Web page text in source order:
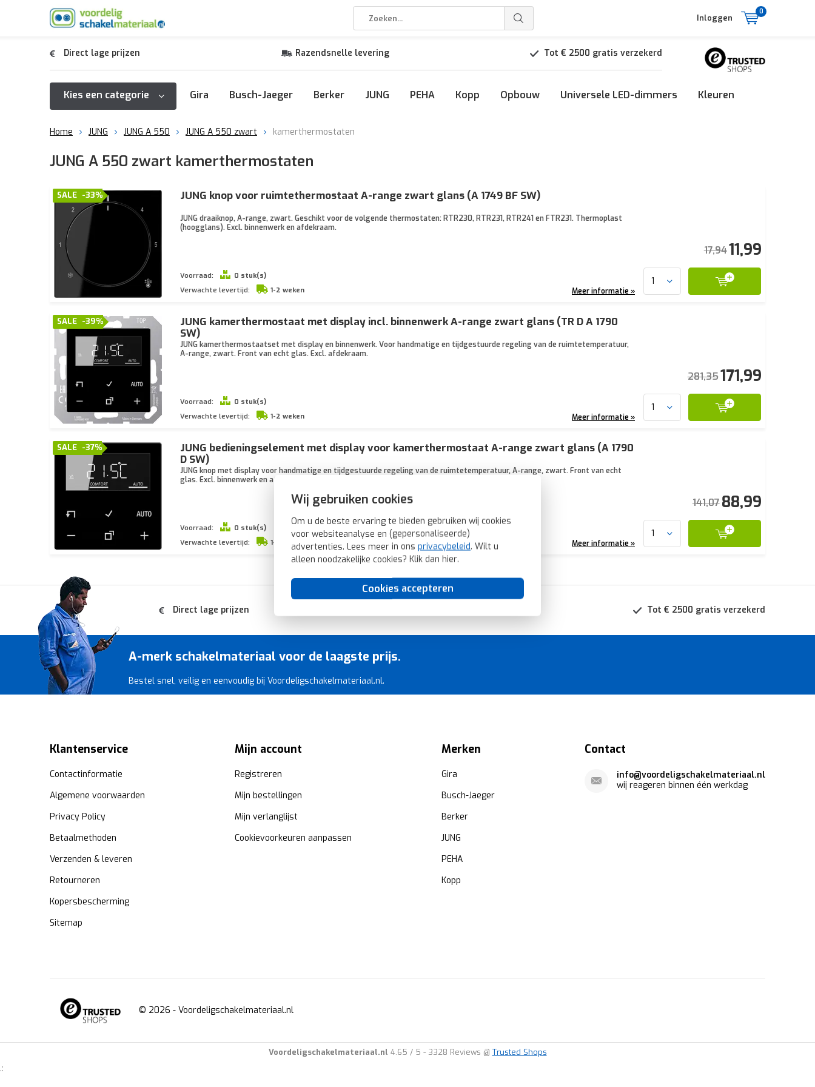
Wij gebruiken cookies
Om u de beste ervaring te bieden gebruiken wij cookies
voor websiteanalyse en (gepersonaliseerde)
advertenties. Lees meer in ons privacybeleid. Wilt u
alleen noodzakelijke cookies? Klik dan hier.
Cookies accepteren
Inloggen
0
Direct lage prijzen Razendsnelle levering Tot € 2500 gratis verzekerd
Kies een categorie Gira Busch-Jaeger Berker JUNG PEHA Kopp Opbouw Universele LED-dimmers Kleuren
Home JUNG JUNG A 550 JUNG A 550 zwart kamerthermostaten
JUNG A 550 zwart kamerthermostaten
-33%
SALE JUNG knop voor ruimtethermostaat A-range zwart glans (A 1749 BF SW)
JUNG draaiknop, A-range, zwart. Geschikt voor de volgende thermostaten: RTR230, RTR231, RTR241 en FTR231. Thermoplast
(hoogglans). Excl. binnenwerk en afdekraam.
Voorraad:
0 stuk(s)
Verwachte levertijd:
1-2 weken
17,9411,99
Meer informatie »
-39%
SALE
JUNG kamerthermostaat met display incl. binnenwerk A-range zwart glans (TR D A 1790
SW)
JUNG kamerthermostaatset met display en binnenwerk. Voor handmatige en tijdgestuurde regeling van de ruimtetemperatuur,
A-range, zwart. Front van echt glas. Excl. afdekraam.
Voorraad:
0 stuk(s)
Verwachte levertijd:
1-2 weken
281,35171,99
Meer informatie »
-37%
SALE
JUNG bedieningselement met display voor kamerthermostaat A-range zwart glans (A 1790
D SW)
JUNG knop met display voor handmatige en tijdgestuurde regeling van de ruimtetemperatuur, A-range, zwart. Front van echt
glas. Excl. binnenwerk en afdekraam.
Voorraad:
0 stuk(s)
Verwachte levertijd:
1-2 weken
141,0788,99
Meer informatie »
Direct lage prijzen Tot € 2500 gratis verzekerd
A-merk schakelmateriaal voor de laagste prijs.
Bestel snel, veilig en eenvoudig bij Voordeligschakelmateriaal.nl.
Klantenservice
Contactinformatie
Algemene voorwaarden
Privacy Policy
Betaalmethoden
Verzenden & leveren
Retourneren
Kopersbescherming
Sitemap
Mijn account
Registreren
Mijn bestellingen
Mijn verlanglijst
Cookievoorkeuren aanpassen
Merken
Gira
Busch-Jaeger
Berker
JUNG
PEHA
Kopp
Contact
info@voordeligschakelmateriaal.nl
wij reageren binnen één werkdag
© 2026 - Voordeligschakelmateriaal.nl
Voordeligschakelmateriaal.nl 4.65 / 5 - 3328 Reviews @ Trusted Shops
.: